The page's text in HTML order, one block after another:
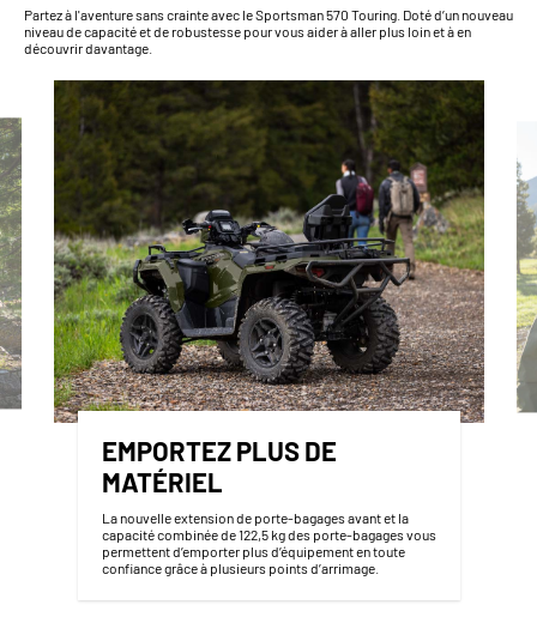
Partez à l'aventure sans crainte avec le Sportsman 570 Touring. Doté d’un nouveau
niveau de capacité et de robustesse pour vous aider à aller plus loin et à en
découvrir davantage.
EMPORTEZ PLUS DE
MATÉRIEL
La nouvelle extension de porte-bagages avant et la
capacité combinée de 122,5 kg des porte-bagages vous
permettent d’emporter plus d’équipement en toute
confiance grâce à plusieurs points d’arrimage.